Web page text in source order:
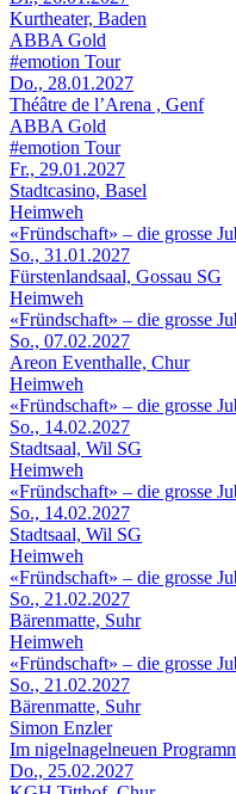
Kurtheater, Baden
ABBA Gold
#emotion Tour
Do., 28.01.2027
Théâtre de l’Arena , Genf
ABBA Gold
#emotion Tour
Fr., 29.01.2027
Stadtcasino, Basel
Heimweh
«Fründschaft» – die grosse
So., 31.01.2027
Fürstenlandsaal, Gossau SG
Heimweh
«Fründschaft» – die grosse
So., 07.02.2027
Areon Eventhalle, Chur
Heimweh
«Fründschaft» – die grosse
So., 14.02.2027
Stadtsaal, Wil SG
Heimweh
«Fründschaft» – die grosse
So., 14.02.2027
Stadtsaal, Wil SG
Heimweh
«Fründschaft» – die grosse
So., 21.02.2027
Bärenmatte, Suhr
Heimweh
«Fründschaft» – die grosse
So., 21.02.2027
Bärenmatte, Suhr
Simon Enzler
Im nigelnagelneuen
Do., 25.02.2027